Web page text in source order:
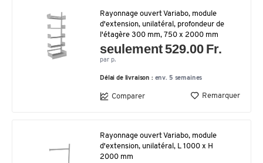
Rayonnage ouvert Variabo, module
d'extension, unilatéral, profondeur de
l'étagère 300 mm, 750 x 2000 mm
seulement 529.00 Fr.
par p.
Délai de livraison : env. 5 semaines
Comparer Remarquer
Rayonnage ouvert Variabo, module
d'extension, unilatéral, L 1000 x H
2000 mm